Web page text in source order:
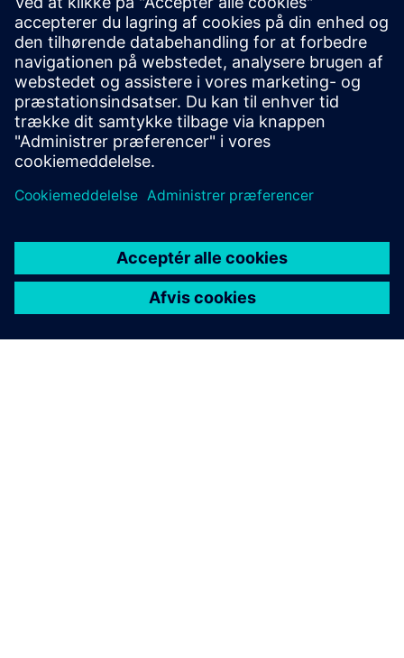
relaterede produkter
Forudsætninger
ingen